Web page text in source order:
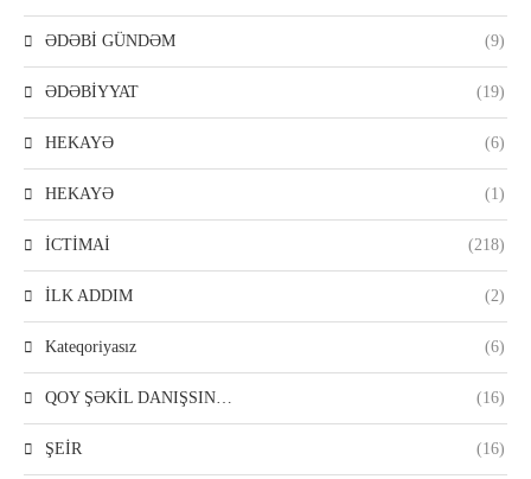
ƏDƏBİ GÜNDƏM (9)
ƏDƏBİYYAT (19)
HEKAYƏ (6)
HEKAYƏ (1)
İCTİMAİ (218)
İLK ADDIM (2)
Kateqoriyasız (6)
QOY ŞƏKİL DANIŞSIN… (16)
ŞEİR (16)